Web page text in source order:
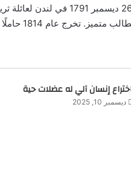
حاملًا شهادة بكالوريوس في الرياضيات.
إنسان آلي له عضلات حية
ديسمبر 10, 2025